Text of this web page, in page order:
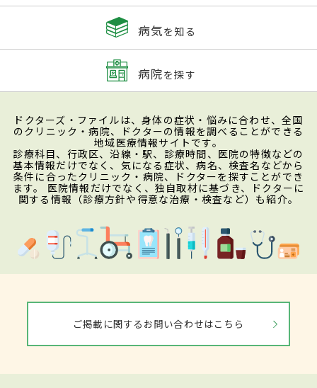
病気を知る
病院を探す
ドクターズ・ファイルは、身体の症状・悩みに合わせ、全国
のクリニック・病院、ドクターの情報を調べることができる
地域医療情報サイトです。
診療科目、行政区、沿線・駅、診療時間、医院の特徴などの
基本情報だけでなく、気になる症状、病名、検査名などから
条件に合ったクリニック・病院、ドクターを探すことができ
ます。 医院情報だけでなく、独自取材に基づき、ドクターに
関する情報（診療方針や得意な治療・検査など）も紹介。
ご掲載に関するお問い合わせはこちら